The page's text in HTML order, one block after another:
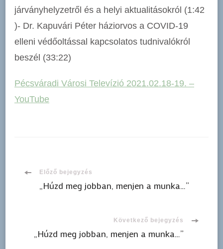
járványhelyzetről és a helyi aktualitásokról (1:42​
)- Dr. Kapuvári Péter háziorvos a COVID-19
elleni védőoltással kapcsolatos tudnivalókról
beszél (33:22​)
Pécsváradi Városi Televízió 2021.02.18-19. –
YouTube
Bejegyzések
Előző bejegyzés
„Húzd meg jobban, menjen a munka…”
Következő bejegyzés
„Húzd meg jobban, menjen a munka…”